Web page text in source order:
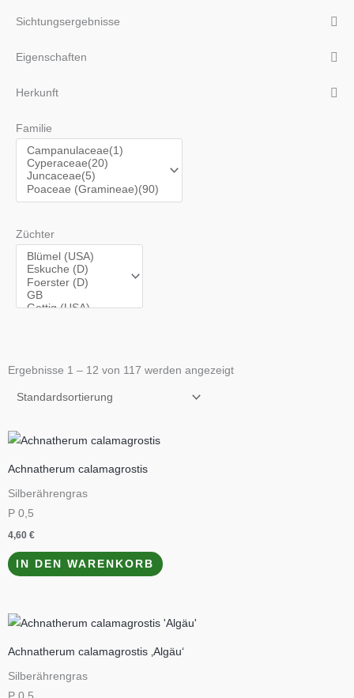
Sichtungsergebnisse
Eigenschaften
Herkunft
Familie
Züchter
Ergebnisse 1 – 12 von 117 werden angezeigt
Achnatherum calamagrostis
Silberährengras
P 0,5
4,60 €
IN DEN WARENKORB
Achnatherum calamagrostis ‚Algäu‘
Silberährengras